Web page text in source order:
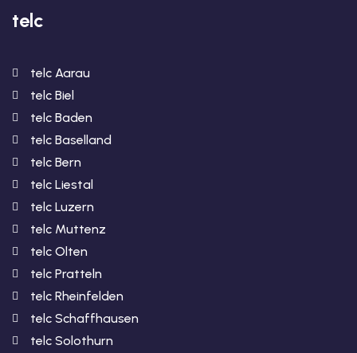
telc
telc Aarau
telc Biel
telc Baden
telc Baselland
telc Bern
telc Liestal
telc Luzern
telc Muttenz
telc Olten
telc Pratteln
telc Rheinfelden
telc Schaffhausen
telc Solothurn